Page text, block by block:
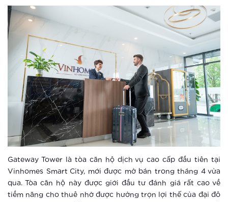
Gateway Tower là tòa căn hộ dịch vụ cao cấp đầu tiên tại
Vinhomes Smart City, mới được mở bán trong tháng 4 vừa
qua. Tòa căn hộ này được giới đầu tư đánh giá rất cao về
tiềm năng cho thuê nhờ được hưởng trọn lợi thế của đại đô
Vinhomes Smart City: Những trải
nghiệm tuyệt vời cho người trẻ hiện
đại
Xem thêm
Thành phố thông minh: Bước đi tắt
đón đầu của ông lớn BĐS Vingroup
Xem thêm
Thành phố thông minh khác xa khu
căn hộ thông thường ra sao?
Xem thêm